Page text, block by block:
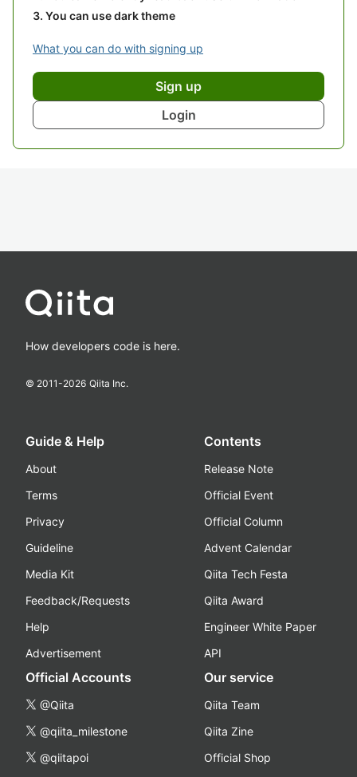
You can use dark theme
What you can do with signing up
Sign up
Login
How developers code is here.
© 2011-2026 Qiita Inc.
Guide & Help
About
Terms
Privacy
Guideline
Media Kit
Feedback/Requests
Help
Advertisement
Contents
Release Note
Official Event
Official Column
Advent Calendar
Qiita Tech Festa
Qiita Award
Engineer White Paper
API
Official Accounts
@Qiita
@qiita_milestone
@qiitapoi
Our service
Qiita Team
Qiita Zine
Official Shop